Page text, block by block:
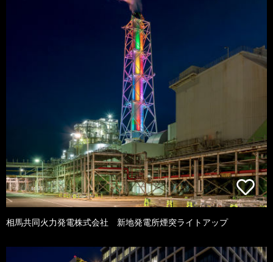
相馬共同火力発電株式会社 新地発電所煙突ライトアップ